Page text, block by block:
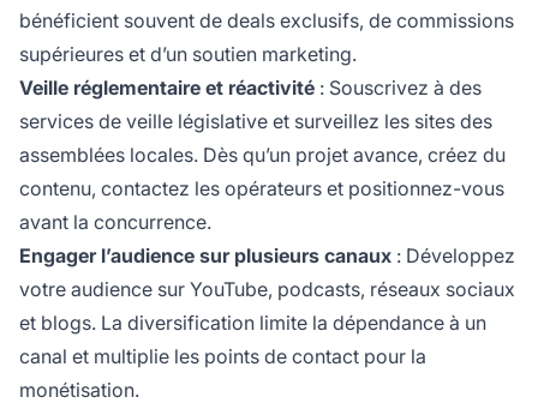
bénéficient souvent de deals exclusifs, de commissions
supérieures et d’un soutien marketing.
Veille réglementaire et réactivité : Souscrivez à des
services de veille législative et surveillez les sites des
assemblées locales. Dès qu’un projet avance, créez du
contenu, contactez les opérateurs et positionnez-vous
avant la concurrence.
Engager l’audience sur plusieurs canaux : Développez
votre audience sur YouTube, podcasts, réseaux sociaux
et blogs. La diversification limite la dépendance à un
canal et multiplie les points de contact pour la
monétisation.